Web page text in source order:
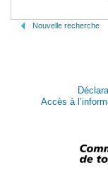
Nouvelle recherche
Accès à